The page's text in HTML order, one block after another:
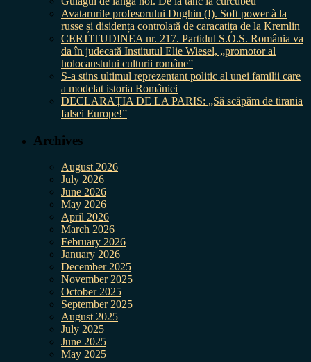
Avatarurile profesorului Dughin (I). Soft power à la
russe și disidența controlată de caracatița de la Kremlin
CERTITUDINEA nr. 217. Partidul S.O.S. România va
da în judecată Institutul Elie Wiesel, „promotor al
holocaustului culturii române”
S-a stins ultimul reprezentant politic al unei familii care
a modelat istoria României
DECLARAȚIA DE LA PARIS: „Să scăpăm de tirania
falsei Europe!”
Archives
August 2026
July 2026
June 2026
May 2026
April 2026
March 2026
February 2026
January 2026
December 2025
November 2025
October 2025
September 2025
August 2025
July 2025
June 2025
May 2025